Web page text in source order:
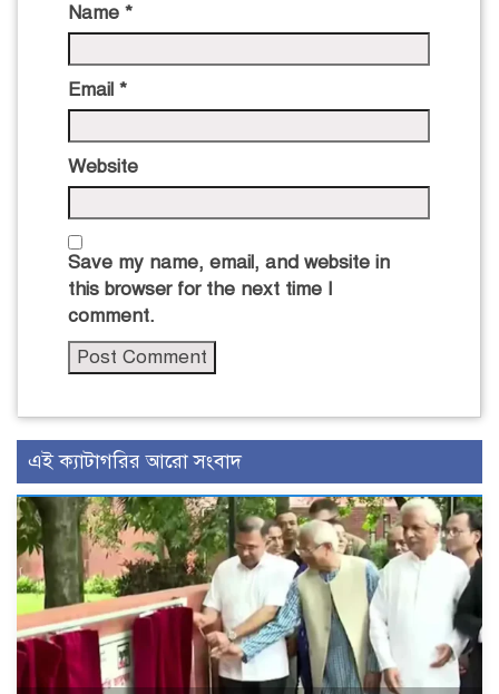
Name *
Email *
Website
Save my name, email, and website in
this browser for the next time I
comment.
এই ক্যাটাগরির আরো সংবাদ